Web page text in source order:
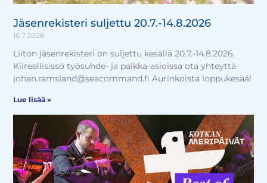
Jäsenrekisteri suljettu 20.7.-14.8.2026
16.7.2026
Liiton jäsenrekisteri on suljettu kesällä 20.7.-14.8.2026.
Kiireellisissö työsuhde- ja palkka-asioissa ota yhteyttä
johan.ramsland@seacommand.fi Aurinkoista loppukesää!
Lue lisää »